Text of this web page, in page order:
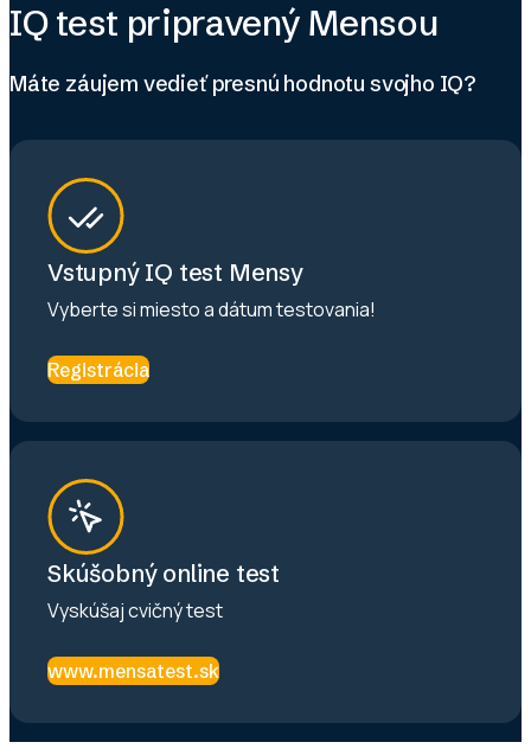
IQ test pripravený Mensou
Máte záujem vedieť presnú hodnotu svojho IQ?
Vstupný IQ test Mensy
Vyberte si miesto a dátum testovania!
Registrácia
Skúšobný online test
Vyskúšaj cvičný test
www.mensatest.sk